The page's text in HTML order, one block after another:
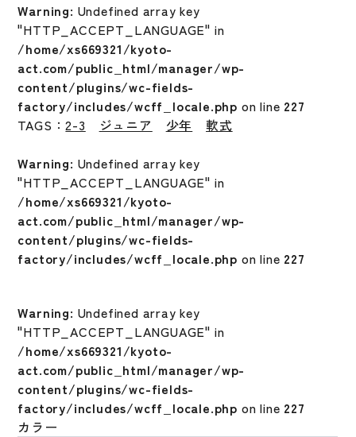
Warning: Undefined array key
"HTTP_ACCEPT_LANGUAGE" in
/home/xs669321/kyoto-
act.com/public_html/manager/wp-
content/plugins/wc-fields-
factory/includes/wcff_locale.php on line 227
TAGS：2-3 ジュニア 少年
軟式
Warning: Undefined array key
"HTTP_ACCEPT_LANGUAGE" in
/home/xs669321/kyoto-
act.com/public_html/manager/wp-
content/plugins/wc-fields-
factory/includes/wcff_locale.php on line 227
Warning: Undefined array key
"HTTP_ACCEPT_LANGUAGE" in
/home/xs669321/kyoto-
act.com/public_html/manager/wp-
content/plugins/wc-fields-
factory/includes/wcff_locale.php on line 227
カラー